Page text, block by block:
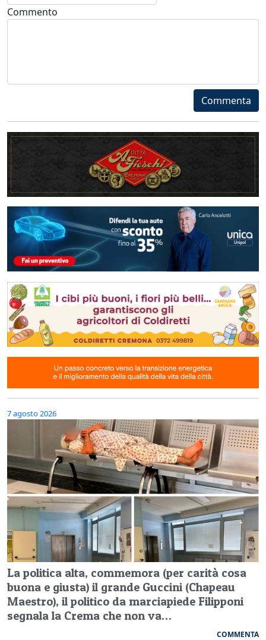
Commento
Commenta
7 agosto 2026
La politica alta, commemora (per carità cosa
buona e giusta) il grande Guccini (Chapeau
Maestro), il politico da marciapiede Filipponi
segnala la Crema che non va…
COMMENTA